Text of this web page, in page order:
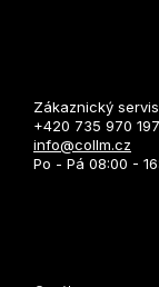
Zákaznický servis
+420 735 970 197
info@collm.cz
Po - Pá 08:00 -